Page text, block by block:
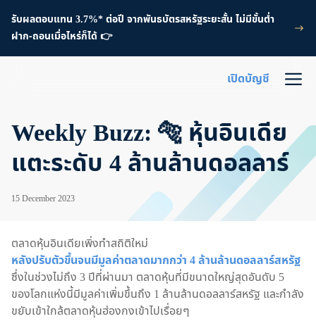
รับผลตอบแทน 3.7%* ต่อปี จากพันธบัตรสหรัฐระยะสั้น ไม่มีขั้นต่ำ
ฝาก-ถอนเมื่อไหร่ก็ได้ 👉
เปิดบัญชี
Weekly Buzz: 🐅 หุ้นอินเดีย
แตะระดับ 4 ล้านล้านดอลลาร์
15 December 2023
ตลาดหุ้นอินเดียเพิ่งทำสถิติใหม่
หลังปรับตัวขึ้นจนมีมูลค่าตลาดมากกว่า 4 ล้านล้านดอลลาร์สหรัฐ
ซึ่งในช่วงไม่ถึง 3 ปีที่ผ่านมา ตลาดหุ้นที่มีขนาดใหญ่สุดอันดับ 5
ของโลกแห่งนี้มีมูลค่าเพิ่มขึ้นถึง 1 ล้านล้านดอลลาร์สหรัฐ และกำลัง
ขยับเข้าใกล้ตลาดหุ้นฮ่องกงเข้าไปเรื่อยๆ